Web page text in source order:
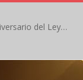
Crónica: Helloween pone el broche al XX aniversario del Leyendas del Rock – Sábado – Agosto 2026